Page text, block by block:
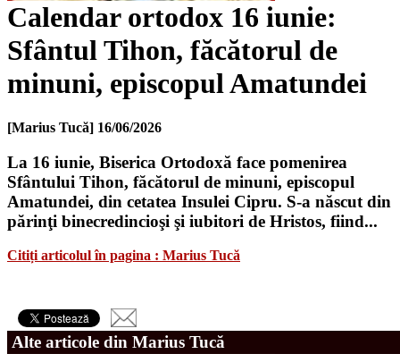
Calendar ortodox 16 iunie:
Sfântul Tihon, făcătorul de
minuni, episcopul Amatundei
[Marius Tucă] 16/06/2026
La 16 iunie, Biserica Ortodoxă face pomenirea
Sfântului Tihon, făcătorul de minuni, episcopul
Amatundei, din cetatea Insulei Cipru. S-a născut din
părinţi binecredincioşi şi iubitori de Hristos, fiind...
Citiți articolul în pagina : Marius Tucă
Alte articole din Marius Tucă